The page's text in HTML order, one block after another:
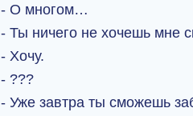
- О многом…
- Ты ничего не хочешь мне
- Хочу.
- ???
- Уже завтра ты сможешь